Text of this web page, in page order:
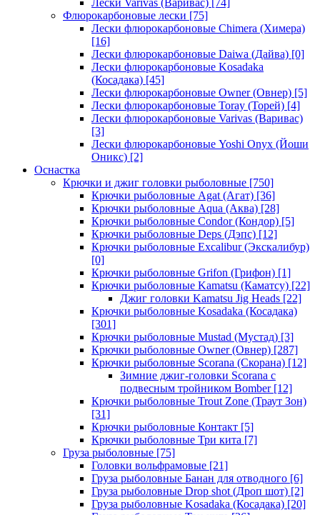
Лески Varivas (Варивас) [74]
Флюрокарбоновые лески [75]
Лески флюрокарбоновые Chimera (Химера)
[16]
Лески флюрокарбоновые Daiwa (Дайва) [0]
Лески флюрокарбоновые Kosadaka
(Косадака) [45]
Лески флюрокарбоновые Owner (Овнер) [5]
Лески флюрокарбоновые Toray (Торей) [4]
Лески флюрокарбоновые Varivas (Варивас)
[3]
Лески флюрокарбоновые Yoshi Onyx (Йоши
Оникс) [2]
Оснастка
Крючки и джиг головки рыболовные [750]
Крючки рыболовные Agat (Агат) [36]
Крючки рыболовные Aqua (Аква) [28]
Крючки рыболовные Condor (Кондор) [5]
Крючки рыболовные Deps (Дэпс) [12]
Крючки рыболовные Excalibur (Экскалибур)
[0]
Крючки рыболовные Grifon (Грифон) [1]
Крючки рыболовные Kamatsu (Каматсу) [22]
Джиг головки Kamatsu Jig Heads [22]
Крючки рыболовные Kosadaka (Косадака)
[301]
Крючки рыболовные Mustad (Мустад) [3]
Крючки рыболовные Owner (Овнер) [287]
Крючки рыболовные Scorana (Скорана) [12]
Зимние джиг-головки Scorana с
подвесным тройником Bomber[12]
Крючки рыболовные Trout Zone (Траут Зон)
[31]
Крючки рыболовные Контакт [5]
Крючки рыболовные Три кита [7]
Груза рыболовные [75]
Головки вольфрамовые [21]
Груза рыболовные Банан для отводного [6]
Груза рыболовные Drop shot (Дроп шот) [2]
Груза рыболовные Kosadaka (Косадака) [20]